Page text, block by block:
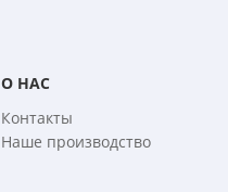
О НАС
Контакты
Наше производство